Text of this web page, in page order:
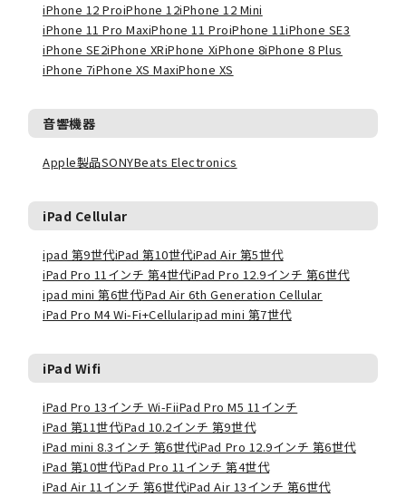
iPhone 12 ProiPhone 12iPhone 12 Mini
iPhone 11 Pro MaxiPhone 11 ProiPhone 11iPhone SE3
iPhone SE2iPhone XRiPhone XiPhone 8iPhone 8 Plus
iPhone 7iPhone XS MaxiPhone XS
音響機器
Apple製品SONYBeats Electronics
iPad Cellular
ipad 第9世代iPad 第10世代iPad Air 第5世代
iPad Pro 11インチ 第4世代iPad Pro 12.9インチ 第6世代
ipad mini 第6世代iPad Air 6th Generation Cellular
iPad Pro M4 Wi-Fi+Cellularipad mini 第7世代
iPad Wifi
iPad Pro 13インチ Wi-FiiPad Pro M5 11インチ
iPad 第11世代iPad 10.2インチ 第9世代
iPad mini 8.3インチ 第6世代iPad Pro 12.9インチ 第6世代
iPad 第10世代iPad Pro 11インチ 第4世代
iPad Air 11インチ 第6世代iPad Air 13インチ 第6世代